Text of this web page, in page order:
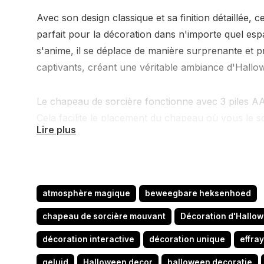
Avec son design classique et sa finition détaillée,
parfait pour la décoration dans n'importe quel
s'anime, il se déplace de manière surprenante et
captivants, créant une véritable ambiance
Le chapeau de sorcière fonctionne avec 3 piles
d'une prise électrique. Idéal pour une utilisation
Ajoutez ce chapeau de sorcière mouvant à votre
laissez la magie commencer ! Que vous souhaitiez
effrayante pour les enfants qui sonnent à votre
ce chapeau est un ajout essentiel à votre
Lire plus
atmosphère magique beweegbare heksenhoed
chapeau de sorcière mouvant Décoration
décoration interactive décoration unique